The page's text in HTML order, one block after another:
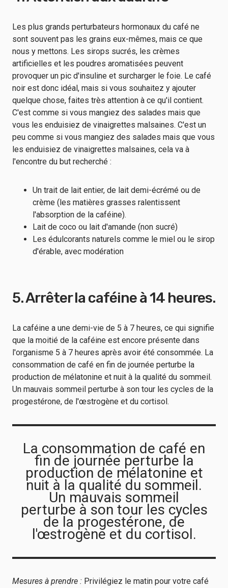
Les plus grands perturbateurs hormonaux du café ne
sont souvent pas les grains eux-mêmes, mais ce que
nous y mettons. Les sirops sucrés, les crèmes
artificielles et les poudres aromatisées peuvent
provoquer un pic d'insuline et surcharger le foie. Le café
noir est donc idéal, mais si vous souhaitez y ajouter
quelque chose, faites très attention à ce qu'il contient.
C'est comme si vous mangiez des salades mais que
vous les enduisiez de vinaigrettes malsaines. C'est un
peu comme si vous mangiez des salades mais que vous
les enduisiez de vinaigrettes malsaines, cela va à
l'encontre du but recherché :
Un trait de lait entier, de lait demi-écrémé ou de
crème (les matières grasses ralentissent
l'absorption de la caféine).
Lait de coco ou lait d'amande (non sucré)
Les édulcorants naturels comme le miel ou le sirop
d'érable, avec modération
5. Arrêter la caféine à 14 heures.
La caféine a une demi-vie de 5 à 7 heures, ce qui signifie
que la moitié de la caféine est encore présente dans
l'organisme 5 à 7 heures après avoir été consommée. La
consommation de café en fin de journée perturbe la
production de mélatonine et nuit à la qualité du sommeil.
Un mauvais sommeil perturbe à son tour les cycles de la
progestérone, de l'œstrogène et du cortisol.
La consommation de café en
fin de journée perturbe la
production de mélatonine et
nuit à la qualité du sommeil.
Un mauvais sommeil
perturbe à son tour les cycles
de la progestérone, de
l'œstrogène et du cortisol.
Mesures à prendre : Privilégiez le matin pour votre café